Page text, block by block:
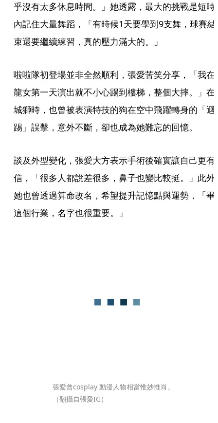
乎沒有太多休息時間。」她透露，最大的挑戰是短時
內記住大量舞蹈，「有時候1天要學到9支舞，球賽結
束還要繼續練習，真的壓力滿大的。」
啦啦隊初登場並非全然順利，張愛苦笑分享，「我在
龍女第一天演出就不小心踢到樓梯，整個大摔。」在
城獅時，也曾被表演特技的狗在空中飛躍轉身的「迴
踢」誤擊，意外不斷，卻也成為她難忘的回憶。
談及外型變化，張愛大方表示手術後確實讓自己更有
信，「很多人都說差很多，鼻子也變比較挺。」此外
她也曾透過算命改名，希望提升記憶點與運勢，「畢
這個行業，名字也很重要。」
張愛曾cosplay 動漫人物相當惟妙惟肖。
（翻攝自張愛IG）